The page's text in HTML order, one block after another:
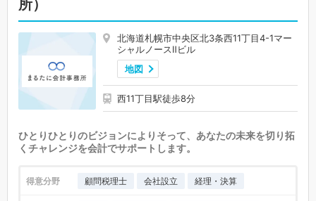
所）
北海道札幌市中央区北3条西11丁目4-1マー
シャルノースⅡビル
地図
西11丁目駅徒歩8分
ひとりひとりのビジョンによりそって、あなたの未来を切り拓
くチャレンジを会計でサポートします。
得意分野 顧問税理士 会社設立 経理・決算